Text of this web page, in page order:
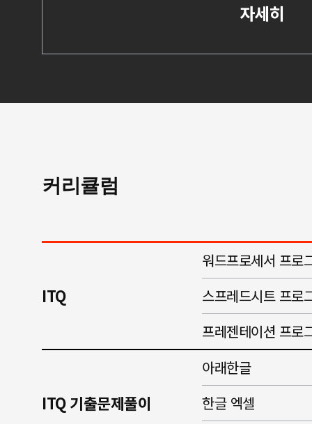
자세히
커리큘럼
ITQ
워드프로세서 프로
스프레드시트 프로
프레젠테이션 프로
ITQ 기출문제풀이
아래한글
한글 엑셀